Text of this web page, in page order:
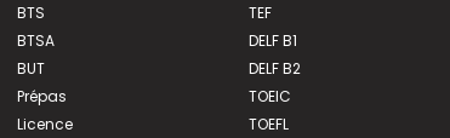
BTS
BTSA
BUT
Prépas
Licence
TEF
DELF B1
DELF B2
TOEIC
TOEFL